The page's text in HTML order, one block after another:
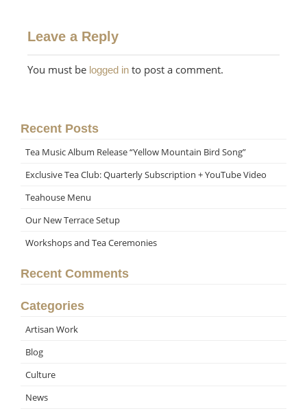
Leave a Reply
You must be logged in to post a comment.
Recent Posts
Tea Music Album Release “Yellow Mountain Bird Song”
Exclusive Tea Club: Quarterly Subscription + YouTube Video
Teahouse Menu
Our New Terrace Setup
Workshops and Tea Ceremonies
Recent Comments
Categories
Artisan Work
Blog
Culture
News